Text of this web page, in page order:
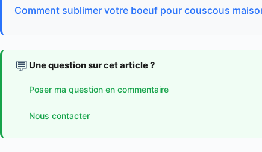
Comment sublimer votre boeuf pour couscous
💬 Une question sur cet article ?
Poser ma question en commentaire
Nous contacter